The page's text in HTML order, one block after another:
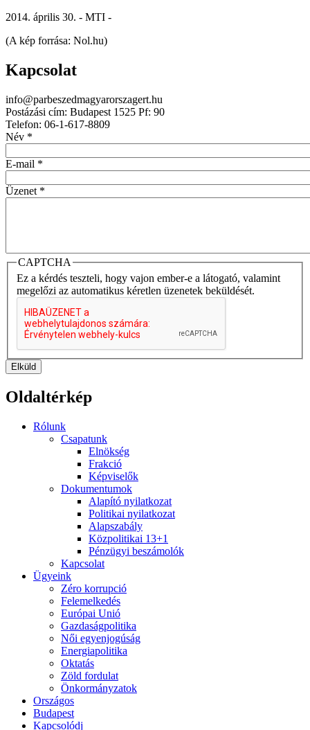
2014. április 30. - MTI -
(A kép forrása: Nol.hu)
Kapcsolat
info@parbeszedmagyarorszagert.hu
Postázási cím: Budapest 1525 Pf: 90
Telefon: 06-1-617-8809
Név *
E-mail *
Üzenet *
CAPTCHA
Ez a kérdés teszteli, hogy vajon ember-e a látogató, valamint
megelőzi az automatikus kéretlen üzenetek beküldését.
Elküld
Oldaltérkép
Rólunk
Csapatunk
Elnökség
Frakció
Képviselők
Dokumentumok
Alapító nyilatkozat
Politikai nyilatkozat
Alapszabály
Közpolitikai 13+1
Pénzügyi beszámolók
Kapcsolat
Ügyeink
Zéro korrupció
Felemelkedés
Európai Unió
Gazdaságpolitika
Női egyenjogúság
Energiapolitika
Oktatás
Zöld fordulat
Önkormányzatok
Országos
Budapest
Kapcsolódj